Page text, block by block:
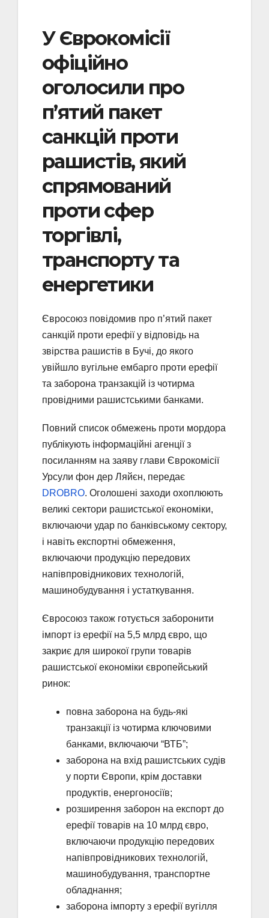
У Єврокомісії
офіційно
оголосили про
п’ятий пакет
санкцій проти
рашистів, який
спрямований
проти сфер
торгівлі,
транспорту та
енергетики
Євросоюз повідомив про п’ятий пакет
санкцій проти ерефії у відповідь на
звірства рашистів в Бучі, до якого
увійшло вугільне ембарго проти ерефії
та заборона транзакцій із чотирма
провідними рашистськими банками.
Повний список обмежень проти мордора
публікують інформаційні агенції з
посиланням на заяву глави Єврокомісії
Урсули фон дер Ляйєн, передає
DROBRO. Оголошені заходи охоплюють
великі сектори рашистської економіки,
включаючи удар по банківському сектору,
і навіть експортні обмеження,
включаючи продукцію передових
напівпровідникових технологій,
машинобудування і устаткування.
Євросоюз також готується заборонити
імпорт із ерефії на 5,5 млрд євро, що
закриє для широкої групи товарів
рашистської економіки європейський
ринок:
повна заборона на будь-які
транзакції із чотирма ключовими
банками, включаючи “ВТБ”;
заборона на вхід рашистських судів
у порти Європи, крім доставки
продуктів, енергоносіїв;
розширення заборон на експорт до
ерефії товарів на 10 млрд євро,
включаючи продукцію передових
напівпровідникових технологій,
машинобудування, транспортне
обладнання;
заборона імпорту з ерефії вугілля